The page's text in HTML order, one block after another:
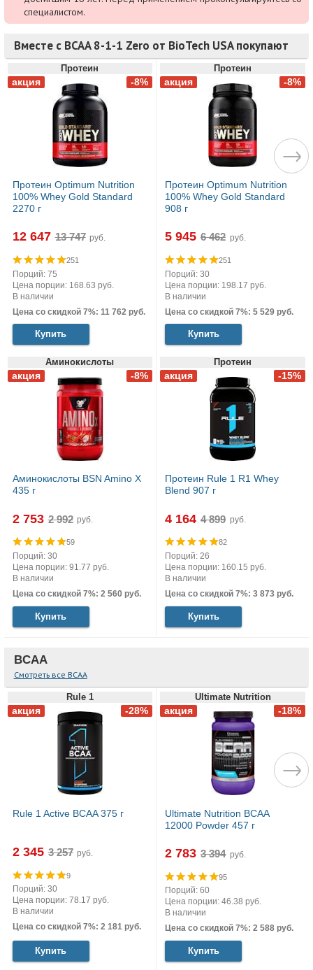
специалистом.
Вместе с BCAA 8-1-1 Zero от BioTech USA покупают
Протеин
Протеин Optimum Nutrition
100% Whey Gold Standard
2270 г
12 647 руб.
251
Порций: 75
Цена порции: 168.63 руб.
В наличии
Цена со скидкой 7%: 11 762 руб.
Купить
Протеин
Протеин Optimum Nutrition
100% Whey Gold Standard
908 г
5 945 руб.
251
Порций: 30
Цена порции: 198.17 руб.
В наличии
Цена со скидкой 7%: 5 529 руб.
Купить
Аминокислоты
Аминокислоты BSN Amino X
435 г
2 753 руб.
59
Порций: 30
Цена порции: 91.77 руб.
В наличии
Цена со скидкой 7%: 2 560 руб.
Купить
Протеин
Протеин Rule 1 R1 Whey
Blend 907 г
4 164 руб.
82
Порций: 26
Цена порции: 160.15 руб.
В наличии
Цена со скидкой 7%: 3 873 руб.
Купить
BCAA
Смотреть все BCAA
Rule 1
Rule 1 Active BCAA 375 г
2 345 руб.
9
Порций: 30
Цена порции: 78.17 руб.
В наличии
Цена со скидкой 7%: 2 181 руб.
Купить
Ultimate Nutrition
Ultimate Nutrition BCAA
12000 Powder 457 г
2 783 руб.
95
Порций: 60
Цена порции: 46.38 руб.
В наличии
Цена со скидкой 7%: 2 588 руб.
Купить